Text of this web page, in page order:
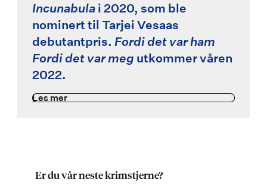
Incunabula i 2020, som ble
nominert til Tarjei Vesaas
debutantpris. Fordi det var ham
Fordi det var meg utkommer våren
2022.
Les mer
Er du vår neste krimstjerne?